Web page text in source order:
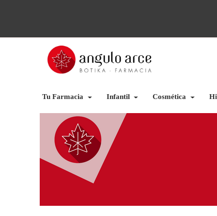
Tu Farmacia Infantil Cosmética